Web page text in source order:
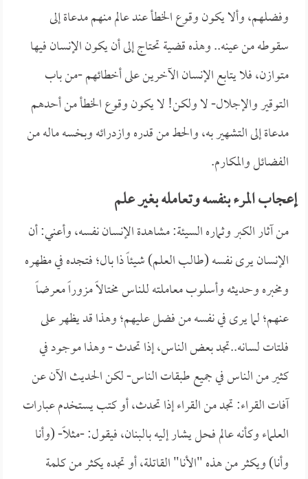
وفضلهم، وألا يكون وقوع الخطأ عند عالم منهم مدعاة إلى
سقوطه من عينه.. وهذه قضية تحتاج إلى أن يكون الإنسان فيها
متوازن، فلا يتابع الإنسان الآخرين على أخطائهم -من باب
التوقير والإجلال- لا ولكن! لا يكون وقوع الخطأ من أحدهم
مدعاة إلى التشهير به، والحط من قدره وازدرائه وبخسه ماله من
الفضائل والمكارم.
إعجاب المرء بنفسه وتعامله بغير علم
من آثار الكبر وثماره السيئة: مشاهدة الإنسان نفسه، وأعني: أن
الإنسان يرى نفسه (طالب العلم) شيئاً ذا بال؛ فتجده في مظهره
ومخبره وحديثه وأسلوب معاملته للناس مختالاً مزوراً معرضاً
عنهم؛ لما يرى في نفسه من فضل عليهم؛ وهذا قد يظهر على
فلتات لسانه..تجد بعض الناس، إذا تحدث - وهذا موجود في
كثير من الناس في جميع طبقات الناس- لكن الحديث الآن عن
آفات القراء: تجد من القراء إذا تحدث، أو كتب يستخدم عبارات
العلماء وكأنه عالم فحل يشار إليه بالبنان، فيقول: -مثلاً- (وأنا
وأنا) ويكثر من هذه "الأنا" القاتلة، أو تجده يكثر من كلمة